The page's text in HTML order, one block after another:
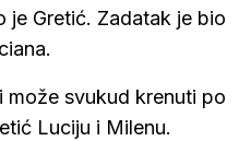
je Gretić. Zadatak je bio
može svukud krenuti po
Luciju i Milenu.